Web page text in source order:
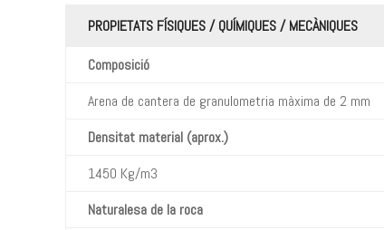
PROPIETATS FÍSIQUES / QUÍMIQUES / MECÀNIQUES
Composició
Arena de cantera de granulometria màxima de 2 mm
Densitat material (aprox.)
1450 Kg/m3
Naturalesa de la roca